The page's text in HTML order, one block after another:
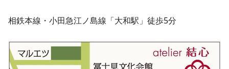
相鉄本線・小田急江ノ島線「大和駅」徒歩5分